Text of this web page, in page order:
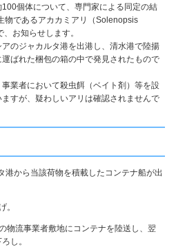
個体について、専門家による同定の結
物であるアカカミアリ（Solenopsis
お知らせします。
のジャカルタ港を出港し、清水港で陸揚
ばれた梱包の箱の中で発見されたもので
業者において殺虫餌（ベイト剤）等を設
すが、疑わしいアリは確認されませんで
から当該荷物を積載したコンテナ船が出
。
流事業者敷地にコンテナを陸送し、翌
し。